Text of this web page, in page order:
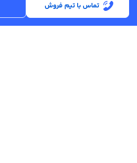
تماس با تیم فروش
ساعت کاری:شنبه تا پنجشنبه از ساعت 8:30 تا 17:00